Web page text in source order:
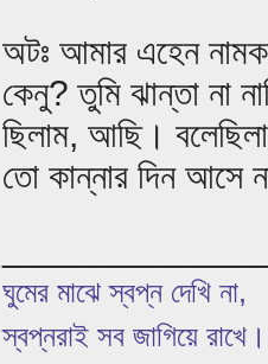
অটঃ আমার এহেন
কেনু? তুমি ঝান্তা না
ছিলাম, আছি।
তো কান্নার দিন
ঘুমের মাঝে স্বপ্ন দেখি না,
স্বপ্নরাই সব জাগিয়ে রাখে।